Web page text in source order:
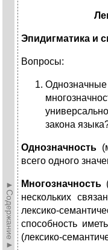
►Содержание►
Эпидигматика и
Вопросы:
закона
Однозначность
всего одного
Многозначность
нескольких
лексико-
способность
(лексико-